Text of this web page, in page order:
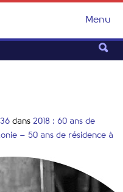
Menu
dans 2018 : 60 ans de
– 50 ans de résidence à